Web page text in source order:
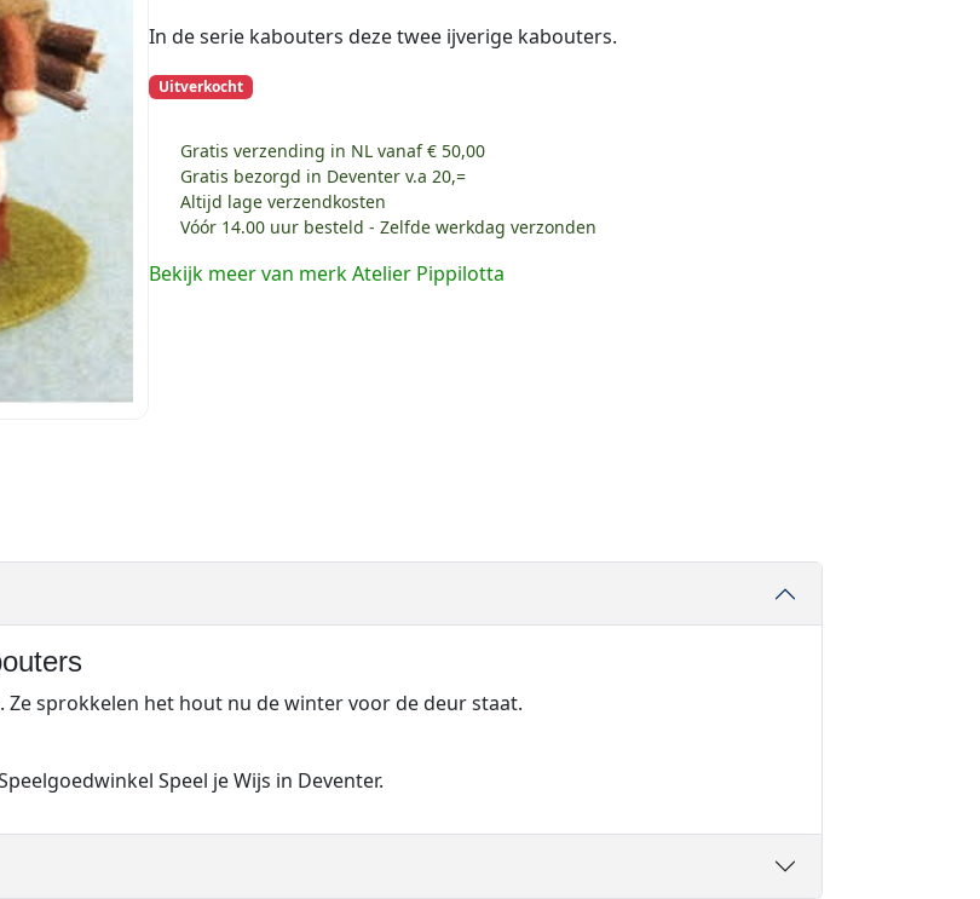
In de serie kabouters deze twee ijverige kabouters.
Uitverkocht
Gratis verzending in NL vanaf € 50,00
Gratis bezorgd in Deventer v.a 20,=
Altijd lage verzendkosten
Vóór 14.00 uur besteld - Zelfde werkdag verzonden
Bekijk meer van merk Atelier Pippilotta
sprokkelen het hout nu de winter voor de deur staat.
Speel je Wijs in Deventer.